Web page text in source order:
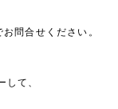
問合せください。
て、